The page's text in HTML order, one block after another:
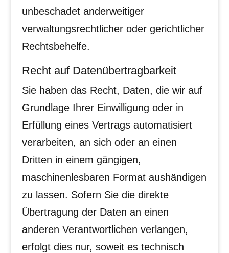
unbeschadet anderweitiger
verwaltungsrechtlicher oder gerichtlicher
Rechtsbehelfe.
Recht auf Daten­übertrag­barkeit
Sie haben das Recht, Daten, die wir auf
Grundlage Ihrer Einwilligung oder in
Erfüllung eines Vertrags automatisiert
verarbeiten, an sich oder an einen
Dritten in einem gängigen,
maschinenlesbaren Format aushändigen
zu lassen. Sofern Sie die direkte
Übertragung der Daten an einen
anderen Verantwortlichen verlangen,
erfolgt dies nur, soweit es technisch